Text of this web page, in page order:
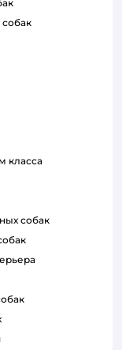
собак
класса
собак